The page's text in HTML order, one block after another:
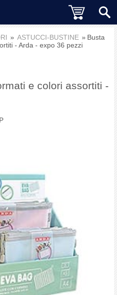
ASTUCCI-BUSTINE
Busta
- Arda - expo 36 pezzi
e colori assortiti -